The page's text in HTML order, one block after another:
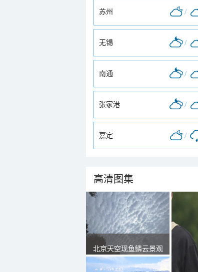
苏州 /
无锡 /
南通 /
张家港 /
嘉定 /
高清图集
北京天空现鱼鳞云景观